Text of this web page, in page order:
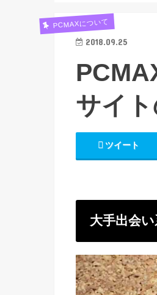
PCMAXについて
2018.09.25
サイ
ツイート
大手出会